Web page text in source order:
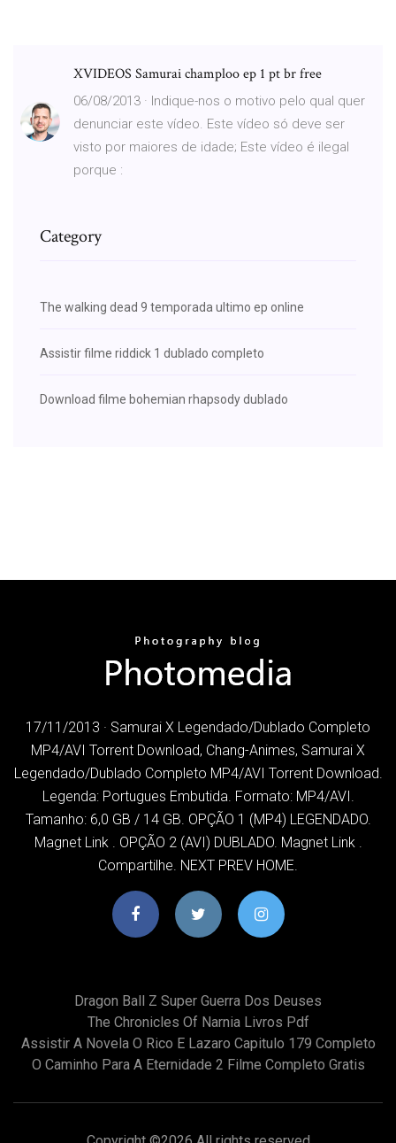
XVIDEOS Samurai champloo ep 1 pt br free
06/08/2013 · Indique-nos o motivo pelo qual quer
denunciar este vídeo. Este vídeo só deve ser
visto por maiores de idade; Este vídeo é ilegal
porque :
Category
The walking dead 9 temporada ultimo ep online
Assistir filme riddick 1 dublado completo
Download filme bohemian rhapsody dublado
17/11/2013 · Samurai X Legendado/Dublado Completo
MP4/AVI Torrent Download, Chang-Animes, Samurai X
Legendado/Dublado Completo MP4/AVI Torrent Download.
Legenda: Portugues Embutida. Formato: MP4/AVI.
Tamanho: 6,0 GB / 14 GB. OPÇÃO 1 (MP4) LEGENDADO.
Magnet Link . OPÇÃO 2 (AVI) DUBLADO. Magnet Link .
Compartilhe. NEXT PREV HOME.
Dragon Ball Z Super Guerra Dos Deuses
The Chronicles Of Narnia Livros Pdf
Assistir A Novela O Rico E Lazaro Capitulo 179 Completo
O Caminho Para A Eternidade 2 Filme Completo Gratis